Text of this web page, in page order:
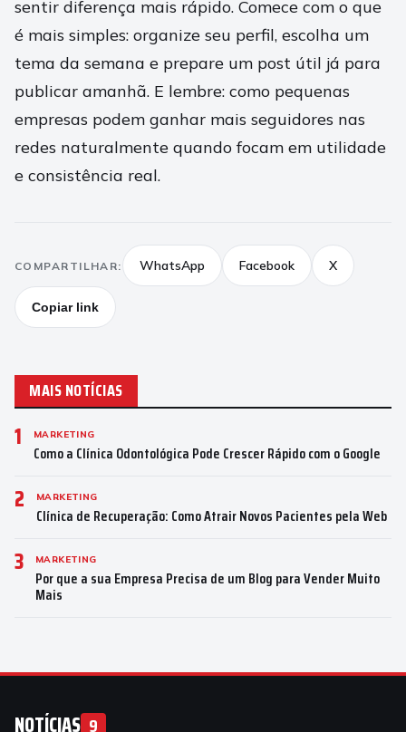
sentir diferença mais rápido. Comece com o que
é mais simples: organize seu perfil, escolha um
tema da semana e prepare um post útil já para
publicar amanhã. E lembre: como pequenas
empresas podem ganhar mais seguidores nas
redes naturalmente quando focam em utilidade
e consistência real.
COMPARTILHAR: WhatsApp Facebook X
Copiar link
MAIS NOTÍCIAS
1 MARKETING
Como a Clínica Odontológica Pode Crescer Rápido com o Google
2 MARKETING
Clínica de Recuperação: Como Atrair Novos Pacientes pela Web
3 MARKETING
Por que a sua Empresa Precisa de um Blog para Vender Muito
Mais
NOTÍCIAS 9